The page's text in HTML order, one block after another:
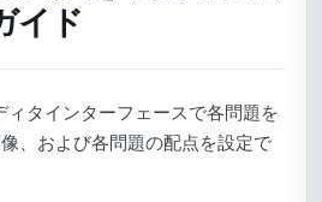
問題を選択する
ョンに分割するためのガイド
使用ガイド
イド
ィタインターフェースで各問題を
、および各問題の配点を設定で